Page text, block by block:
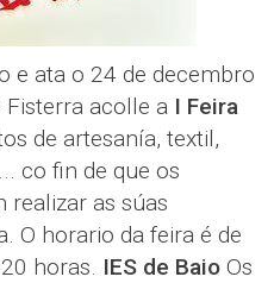
e ata o 24 de decembro
acolle a I Feira
de artesanía, textil,
co fin de que os
realizar as súas
O horario da feira é de
horas. IES de Baio Os